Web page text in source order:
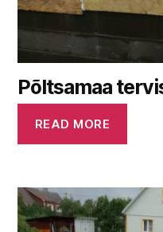
Põltsamaa
READ MORE